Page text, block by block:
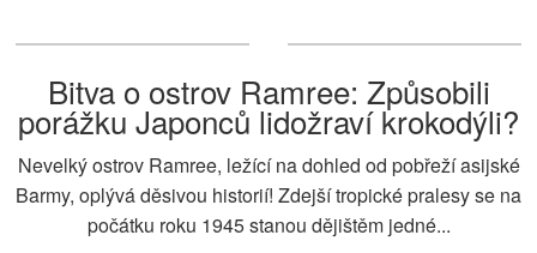
Bitva o ostrov Ramree: Způsobili
porážku Japonců lidožraví krokodýli?
Nevelký ostrov Ramree, ležící na dohled od pobřeží asijské
Barmy, oplývá děsivou historií! Zdejší tropické pralesy se na
počátku roku 1945 stanou dějištěm jedné...